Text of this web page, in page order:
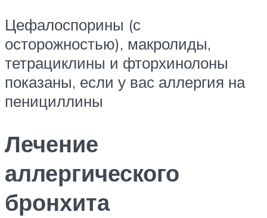
Цефалоспорины (с
осторожностью), макролиды,
тетрациклины и фторхинолоны
показаны, если у вас аллергия на
пенициллины
Лечение
аллергического
бронхита